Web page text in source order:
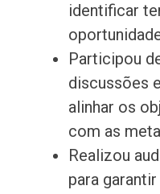
identificar
Participou
discussões
alinhar os
com as
Realizou
para